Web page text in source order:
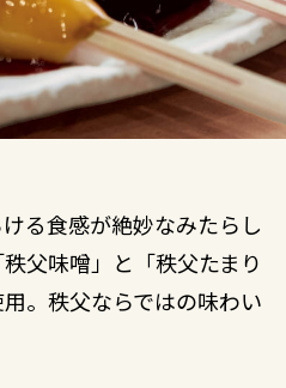
る食感が絶妙なみたらし
父味噌」と「秩父たまり
。秩父ならではの味わい